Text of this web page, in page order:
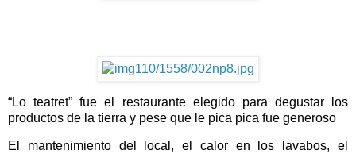
“Lo teatret” fue el restaurante elegido para degustar los
productos de la tierra y pese que le pica pica fue generoso
El mantenimiento del local, el calor en los lavabos, el